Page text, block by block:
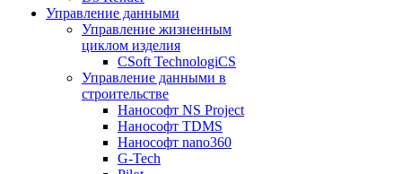
Управление данными
Управление жизненным
циклом изделия
CSoft TechnologiCS
Управление данными в
строительстве
Нанософт NS Project
Нанософт TDMS
Нанософт nano360
G-Tech